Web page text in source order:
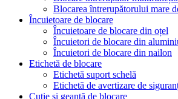
Blocarea întrerupătorului mare
Încuietoare de blocare
Încuietoare de blocare din oțel
Încuietori de blocare din
Încuietori de blocare din nailon
Etichetă de blocare
Etichetă suport schelă
Etichetă de avertizare de
Cutie și geantă de blocare